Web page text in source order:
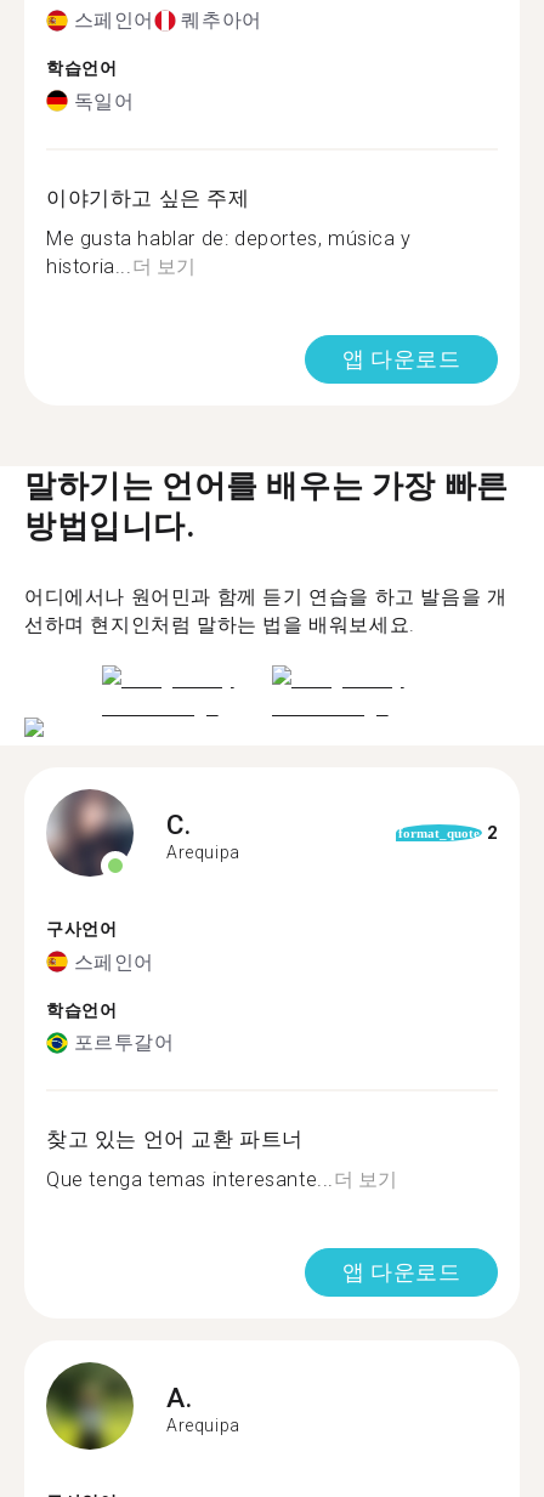
스페인어 퀘추아어
학습언어
독일어
이야기하고 싶은 주제
Me gusta hablar de: deportes, música y
historia... 더 보기
앱 다운로드
말하기는 언어를 배우는 가장 빠른
방법입니다.
어디에서나 원어민과 함께 듣기 연습을 하고 발음을 개
선하며 현지인처럼 말하는 법을 배워보세요.
C.
Arequipa
format_quote 2
구사언어
스페인어
학습언어
포르투갈어
찾고 있는 언어 교환 파트너
Que tenga temas interesante...더 보기
앱 다운로드
A.
Arequipa